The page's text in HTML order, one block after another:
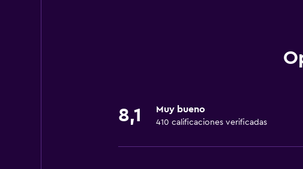
Accesibilidad y adecuación
Ascensor
8,1 Muy bueno
410 calificaciones verificadas